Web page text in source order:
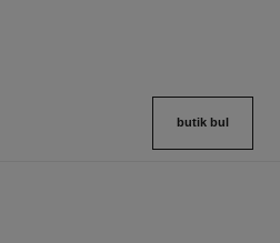
butik bul